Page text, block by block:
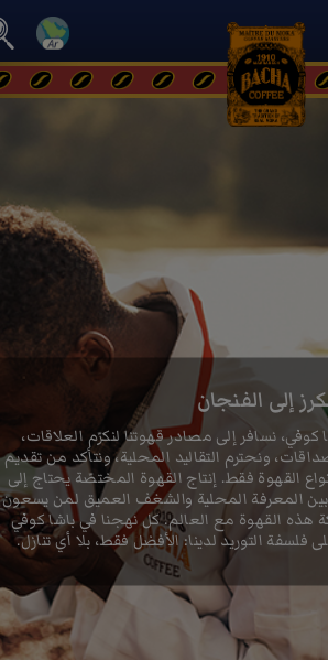
إلى الفنجان
كوفي، نسافر إلى مصادر قهوتنا لنكرّم العلاقات،
ونحترم التقاليد المحلية، ونتأكد من تقديم
القهوة فقط. إنتاج القهوة المختصّة يحتاج إلى
المعرفة المحلية والشغف العميق لمن يسعون
هذه القهوة مع العالم. كل نهجنا في باشا كوفي
فلسفة التوريد لدينا: الأفضل فقط، بلا أي تنازل.